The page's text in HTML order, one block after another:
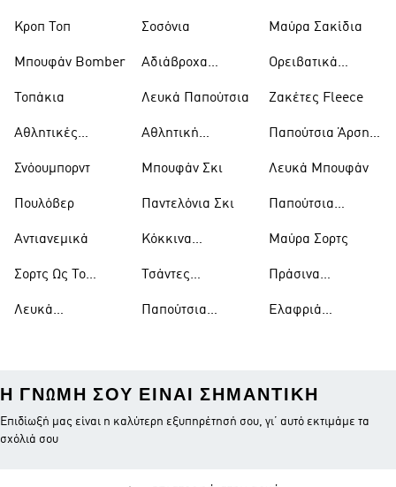
Κροπ Τοπ
Μπουφάν Bomber
Τοπάκια
Αθλητικές
Σνόουμπορντ
Πουλόβερ
Αντιανεμικά
Σορτς Ως Το
Λευκά
Σοσόνια
Αδιάβροχα
Λευκά Παπούτσια
Αθλητική
Μπουφάν Σκι
Παντελόνια Σκι
Κόκκινα
Τσάντες
Παπούτσια
Μαύρα Σακίδια
Ορειβατικά
Ζακέτες Fleece
Παπούτσια Άρσης
Λευκά Μπουφάν
Παπούτσια
Μαύρα Σορτς
Πράσινα
Ελαφριά
Η ΓΝΏΜΗ ΣΟΥ ΕΊΝΑΙ ΣΗΜΑΝΤΙΚΉ
Επιδίωξή μας είναι η καλύτερη εξυπηρέτησή σου, γι’ αυτό εκτιμάμε τα
σχόλιά σου